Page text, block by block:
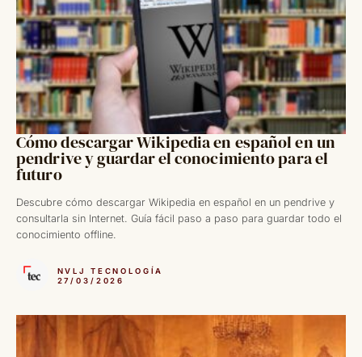
Cómo descargar Wikipedia en español en un
pendrive y guardar el conocimiento para el
futuro
Descubre cómo descargar Wikipedia en español en un pendrive y
consultarla sin Internet. Guía fácil paso a paso para guardar todo el
conocimiento offline.
NVLJ TECNOLOGÍA
27/03/2026